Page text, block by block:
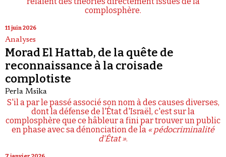
complosphère.
11 juin 2026
Analyses
Morad El Hattab, de la quête de
reconnaissance à la croisade
complotiste
Perla Msika
S'il a par le passé associé son nom à des causes diverses,
dont la défense de l'État d'Israël, c'est sur la
complosphère que ce hâbleur a fini par trouver un public
en phase avec sa dénonciation de la « pédocriminalité
d'État ».